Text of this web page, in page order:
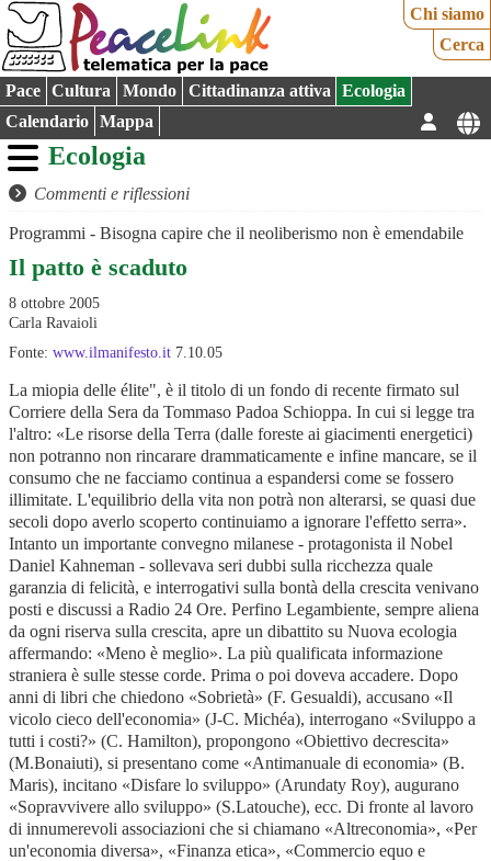
Chi siamo
Cerca
Pace Cultura Mondo Cittadinanza attiva
Ecologia
Calendario
Mappa
Ecologia
Commenti e riflessioni
Programmi - Bisogna capire che il neoliberismo non è emendabile
Il patto è scaduto
8 ottobre 2005
Carla Ravaioli
Fonte: www.ilmanifesto.it 7.10.05
La miopia delle élite", è il titolo di un fondo di recente firmato sul
Corriere della Sera da Tommaso Padoa Schioppa. In cui si legge tra
l'altro: «Le risorse della Terra (dalle foreste ai giacimenti energetici)
non potranno non rincarare drammaticamente e infine mancare, se il
consumo che ne facciamo continua a espandersi come se fossero
illimitate. L'equilibrio della vita non potrà non alterarsi, se quasi due
secoli dopo averlo scoperto continuiamo a ignorare l'effetto serra».
Intanto un importante convegno milanese - protagonista il Nobel
Daniel Kahneman - sollevava seri dubbi sulla ricchezza quale
garanzia di felicità, e interrogativi sulla bontà della crescita venivano
posti e discussi a Radio 24 Ore. Perfino Legambiente, sempre aliena
da ogni riserva sulla crescita, apre un dibattito su Nuova ecologia
affermando: «Meno è meglio». La più qualificata informazione
straniera è sulle stesse corde. Prima o poi doveva accadere. Dopo
anni di libri che chiedono «Sobrietà» (F. Gesualdi), accusano «Il
vicolo cieco dell'economia» (J-C. Michéa), interrogano «Sviluppo a
tutti i costi?» (C. Hamilton), propongono «Obiettivo decrescita»
(M.Bonaiuti), si presentano come «Antimanuale di economia» (B.
Maris), incitano «Disfare lo sviluppo» (Arundaty Roy), augurano
«Sopravvivere allo sviluppo» (S.Latouche), ecc. Di fronte al lavoro
di innumerevoli associazioni che si chiamano «Altreconomia», «Per
un'economia diversa», «Finanza etica», «Commercio equo e